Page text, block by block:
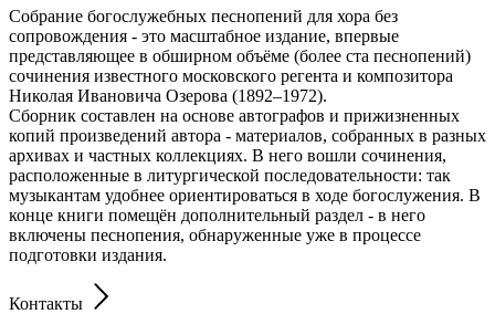
Собрание богослужебных песнопений для хора без
сопровождения - это масштабное издание, впервые
представляющее в обширном объёме (более ста песнопений)
сочинения известного московского регента и композитора
Николая Ивановича Озерова (1892–1972).
Сборник составлен на основе автографов и прижизненных
копий произведений автора - материалов, собранных в разных
архивах и частных коллекциях. В него вошли сочинения,
расположенные в литургической последовательности: так
музыкантам удобнее ориентироваться в ходе богослужения. В
конце книги помещён дополнительный раздел - в него
включены песнопения, обнаруженные уже в процессе
подготовки издания.
Контакты